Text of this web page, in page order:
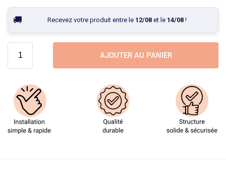
Recevez votre produit entre le 12/08et le 14/08!
AJOUTER AU PANIER